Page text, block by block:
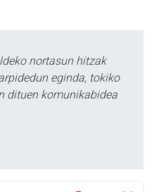
nortasun hitzak
eginda, tokiko
dituen komunikabidea